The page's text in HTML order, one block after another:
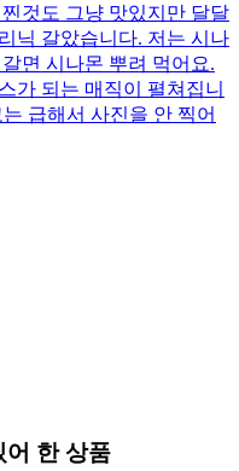
것도 그냥 맛있지만 달달
닉 갈았습니다. 저는 시나
면 시나몬 뿌려 먹어요.
가 되는 매직이 펼쳐집니
급해서 사진을 안 찍어
어 한 상품